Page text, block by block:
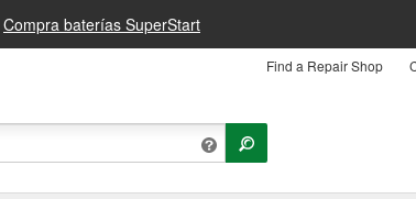
Compra baterías SuperStart
Find a Repair Shop